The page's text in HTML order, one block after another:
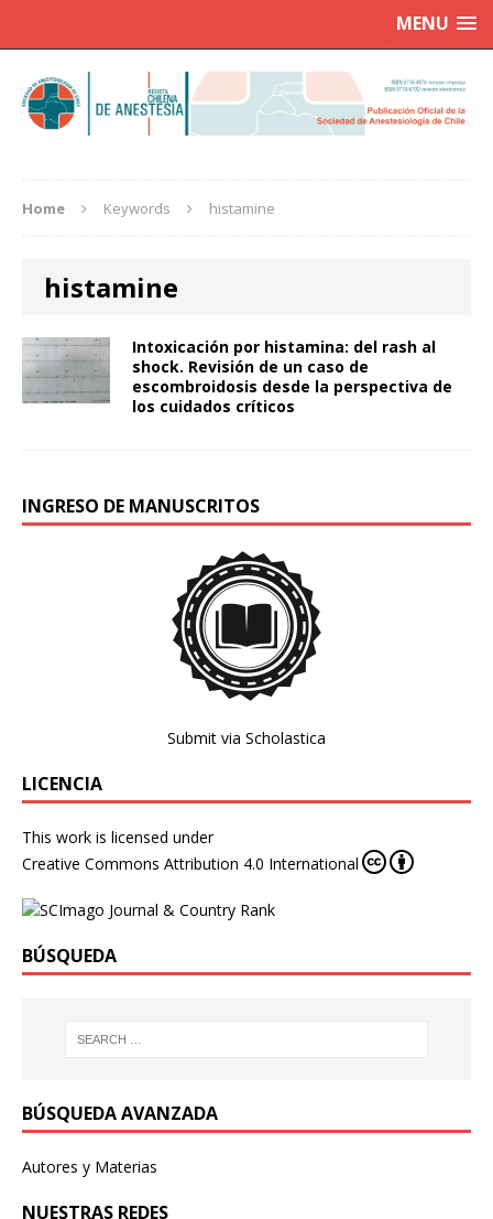
MENU
Home Keywords histamine
histamine
Intoxicación por histamina: del rash al
shock. Revisión de un caso de
escombroidosis desde la perspectiva de
los cuidados críticos
INGRESO DE MANUSCRITOS
Submit via Scholastica
LICENCIA
This work is licensed under
Creative Commons Attribution 4.0 International
BÚSQUEDA
BÚSQUEDA AVANZADA
Autores y Materias
NUESTRAS REDES